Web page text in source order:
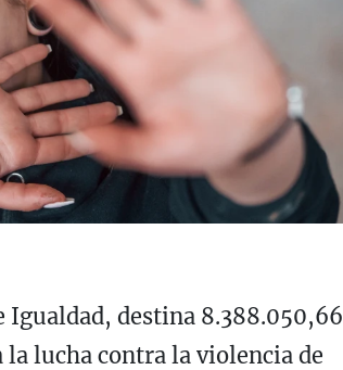
destina 8.388.050,66
lucha contra la violencia de